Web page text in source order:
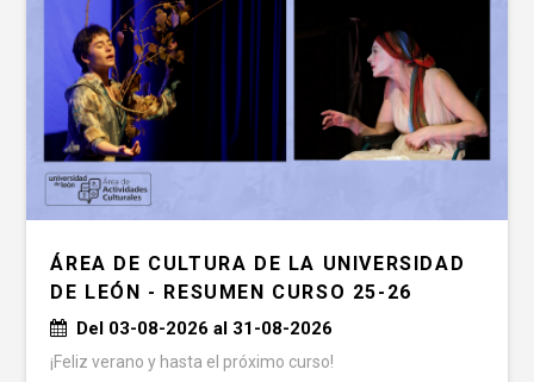
ÁREA DE CULTURA DE LA UNIVERSIDAD
DE LEÓN - RESUMEN CURSO 25-26
Del 03-08-2026 al 31-08-2026
¡Feliz verano y hasta el próximo curso!